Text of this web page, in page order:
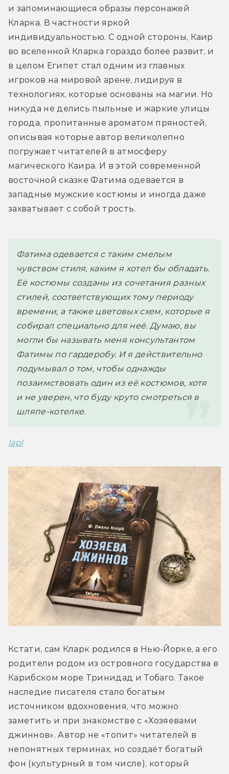
и запоминающиеся образы персонажей
Кларка. В частности яркой
индивидуальностью. С одной стороны, Каир
во вселенной Кларка гораздо более развит, и
в целом Египет стал одним из главных
игроков на мировой арене, лидируя в
технологиях, которые основаны на магии. Но
никуда не делись пыльные и жаркие улицы
города, пропитанные ароматом пряностей,
описывая которые автор великолепно
погружает читателей в атмосферу
магического Каира. И в этой современной
восточной сказке Фатима одевается в
западные мужские костюмы и иногда даже
захватывает с собой трость.
Фатима одевается с таким смелым
чувством стиля, каким я хотел бы обладать.
Её костюмы созданы из сочетания разных
стилей, соответствующих тому периоду
времени, а также цветовых схем, которые я
собирал специально для неё. Думаю, вы
могли бы называть меня консультантом
Фатимы по гардеробу. И я действительно
подумывал о том, чтобы однажды
позаимствовать один из её костюмов, хотя
и не уверен, что буду круто смотреться в
шляпе-котелке.
lapl
Кстати, сам Кларк родился в Нью-Йорке, а его
родители родом из островного государства в
Карибском море Тринидад и Тобаго. Такое
наследие писателя стало богатым
источником вдохновения, что можно
заметить и при знакомстве с «Хозяевами
джиннов». Автор не «топит» читателей в
непонятных терминах, но создаёт богатый
фон (культурный в том числе), который